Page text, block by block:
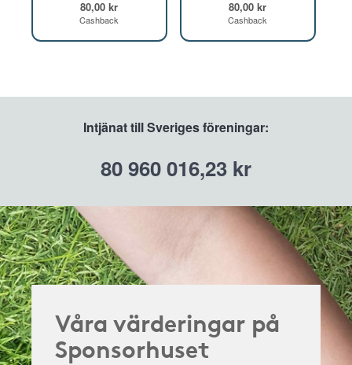
80,00 kr
Cashback
80,00 kr
Cashback
Intjänat till Sveriges föreningar:
80 960 016,23 kr
Våra värderingar på
Sponsorhuset